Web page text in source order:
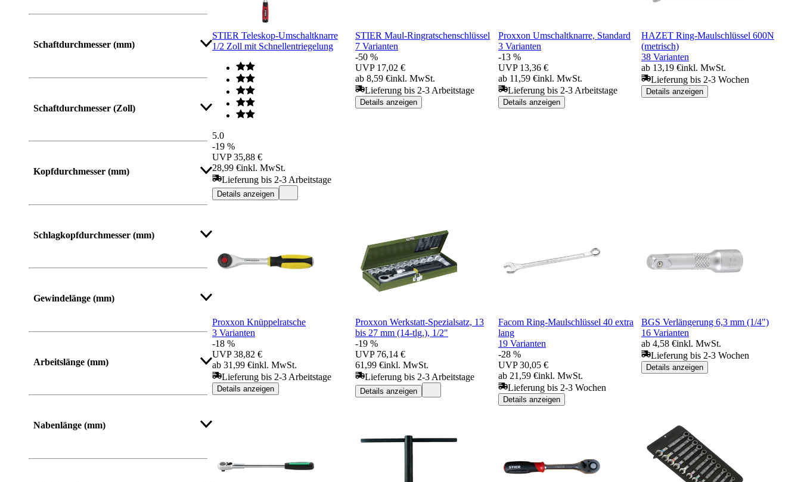
Schaftdurchmesser (mm)
Schaftdurchmesser (Zoll)
Kopfdurchmesser (mm)
Schlagkopfdurchmesser (mm)
Gewindelänge (mm)
Arbeitslänge (mm)
Nabenlänge (mm)
STIER Teleskop-Umschaltknarre
1/2 Zoll mit Schnellentriegelung
5.0
-19 %
UVP 35,88 €
28,99 €inkl. MwSt.
Lieferung bis 2-3 Arbeitstage
Details anzeigen
STIER Maul-Ringratschenschlüssel
7 Varianten
-50 %
UVP 17,02 €
ab 8,59 €inkl. MwSt.
Lieferung bis 2-3 Arbeitstage
Details anzeigen
Proxxon Umschaltknarre, Standard
3 Varianten
-13 %
UVP 13,36 €
ab 11,59 €inkl. MwSt.
Lieferung bis 2-3 Arbeitstage
Details anzeigen
HAZET Ring-Maulschlüssel 600N
(metrisch)
38 Varianten
ab 13,19 €inkl. MwSt.
Lieferung bis 2-3 Wochen
Details anzeigen
Proxxon Knüppelratsche
3 Varianten
-18 %
UVP 38,82 €
ab 31,99 €inkl. MwSt.
Lieferung bis 2-3 Arbeitstage
Details anzeigen
Proxxon Werkstatt-Spezialsatz, 13
bis 27 mm (14-tlg.), 1/2"
-19 %
UVP 76,14 €
61,99 €inkl. MwSt.
Lieferung bis 2-3 Arbeitstage
Details anzeigen
Facom Ring-Maulschlüssel 40 extra
lang
19 Varianten
-28 %
UVP 30,05 €
ab 21,59 €inkl. MwSt.
Lieferung bis 2-3 Wochen
Details anzeigen
BGS Verlängerung 6,3 mm (1/4")
16 Varianten
ab 4,58 €inkl. MwSt.
Lieferung bis 2-3 Wochen
Details anzeigen